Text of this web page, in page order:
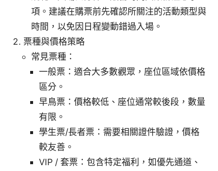
項。建議在購票前先確認所關注的活動類型與
時間，以免因日程變動錯過入場。
票種與價格策略
常見票種：
一般票：適合大多數觀眾，座位區域依價格
區分。
早鳥票：價格較低、座位通常較後段，數量
有限。
學生票/長者票：需要相關證件驗證，價格
較友善。
VIP / 套票：包含特定福利，如優先通道、